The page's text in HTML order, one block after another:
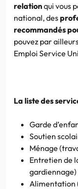
relationqui vous
national, des
recommandés
pouvez par
Emploi Service
La liste des
Garde
Soutien
Ménage
Entretien de
gardiennage)
Alimentation